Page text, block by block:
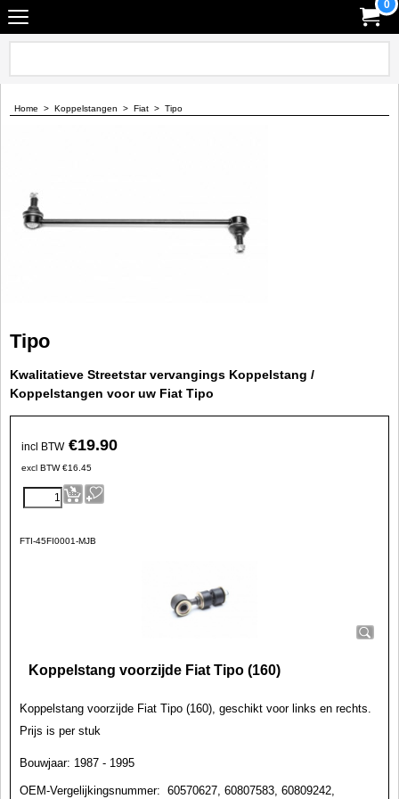
0
Home > Koppelstangen > Fiat > Tipo
Tipo
Kwalitatieve Streetstar vervangings Koppelstang /
Koppelstangen voor uw Fiat Tipo
incl BTW €19.90
excl BTW €16.45
FTI-45FI0001-MJB
Koppelstang voorzijde Fiat Tipo (160)
Koppelstang voorzijde Fiat Tipo (160), geschikt voor links en rechts.
Prijs is per stuk
Bouwjaar: 1987 - 1995
OEM-Vergelijkingsnummer: 60570627, 60807583, 60809242,